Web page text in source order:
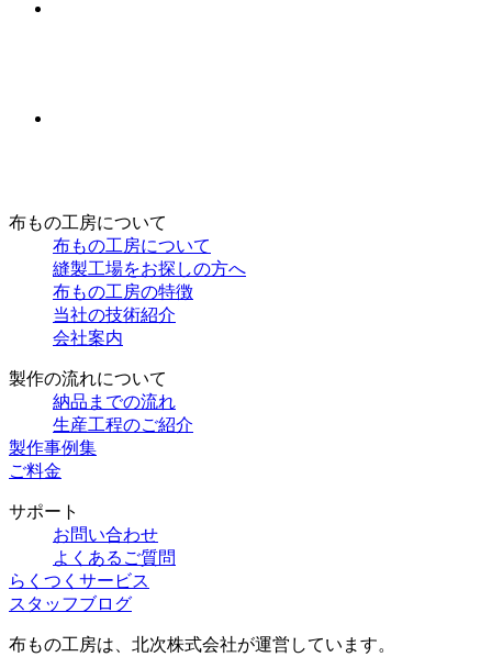
布もの工房について
布もの工房について
縫製工場をお探しの方へ
布もの工房の特徴
当社の技術紹介
会社案内
製作の流れについて
納品までの流れ
生産工程のご紹介
製作事例集
ご料金
サポート
お問い合わせ
よくあるご質問
らくつくサービス
スタッフブログ
布もの工房は、北次株式会社が運営しています。